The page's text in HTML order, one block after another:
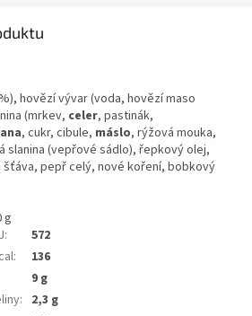
hovězí vývar (voda, hovězí maso
(mrkev, celer, pastinák,
, cukr, cibule, máslo, rýžová mouka,
slanina (vepřové sádlo), řepkový olej,
šťáva, pepř celý, nové koření, bobkový
g
:
572
:
136
9 g
: 2,3 g